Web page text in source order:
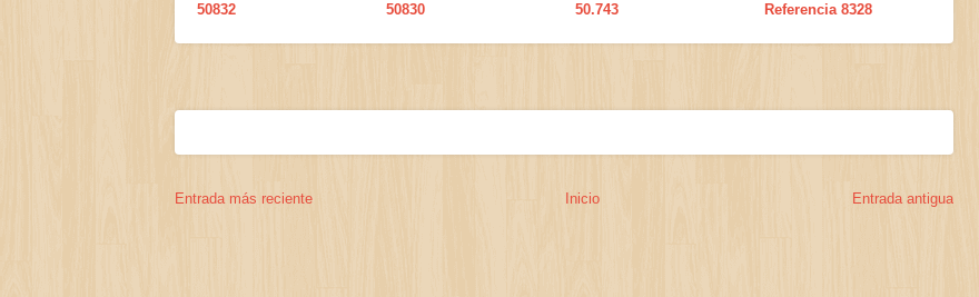
50832
50830
50.743
Referencia 8328
Entrada más reciente Inicio Entrada antigua